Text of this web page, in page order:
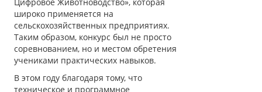
широко применяется на
сельскохозяйственных предприятиях.
Таким образом, конкурс был не просто
соревнованием, но и местом обретения
учениками практических навыков.
В этом году благодаря тому, что
техническое и программное